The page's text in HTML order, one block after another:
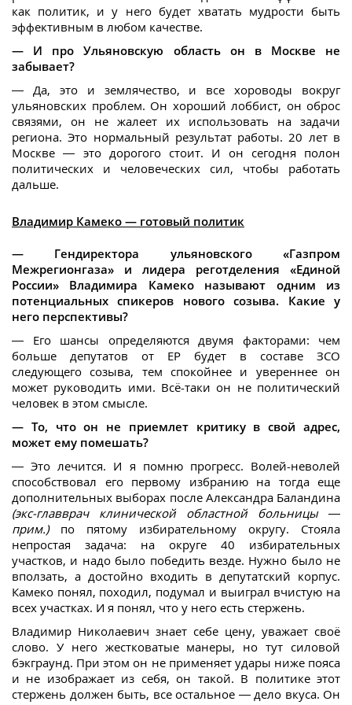
как политик, и у него будет хватать мудрости быть
эффективным в любом качестве.
— И про Ульяновскую область он в Москве не
забывает?
— Да, это и землячество, и все хороводы вокруг
ульяновских проблем. Он хороший лоббист, он оброс
связями, он не жалеет их использовать на задачи
региона. Это нормальный результат работы. 20 лет в
Москве — это дорогого стоит. И он сегодня полон
политических и человеческих сил, чтобы работать
дальше.
Владимир Камеко — готовый политик
— Гендиректора ульяновского «Газпром
Межрегионгаза» и лидера реготделения «Единой
России» Владимира Камеко называют одним из
потенциальных спикеров нового созыва. Какие у
него перспективы?
— Его шансы определяются двумя факторами: чем
больше депутатов от ЕР будет в составе ЗСО
следующего созыва, тем спокойнее и увереннее он
может руководить ими. Всё-таки он не политический
человек в этом смысле.
— То, что он не приемлет критику в свой адрес,
может ему помешать?
— Это лечится. И я помню прогресс. Волей-неволей
способствовал его первому избранию на тогда еще
дополнительных выборах после Александра Баландина
(экс-главврач клинической областной больницы —
прим.)по пятому избирательному округу. Стояла
непростая задача: на округе 40 избирательных
участков, и надо было победить везде. Нужно было не
вползать, а достойно входить в депутатский корпус.
Камеко понял, походил, подумал и выиграл вчистую на
всех участках. И я понял, что у него есть стержень.
Владимир Николаевич знает себе цену, уважает своё
слово. У него жестковатые манеры, но тут силовой
бэкграунд. При этом он не применяет удары ниже пояса
и не изображает из себя, он такой. В политике этот
стержень должен быть, все остальное — дело вкуса. Он